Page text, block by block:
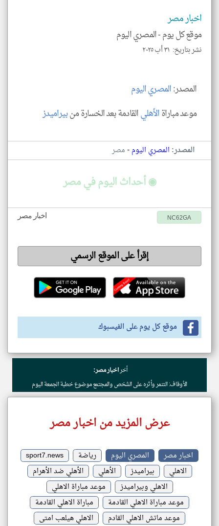
اخبار مصر
موقع كل يوم -المصري اليوم
نشر بتاريخ: ٣١ أب ٢٠٢٥
المصدر:المصرياليوم
موعد مباراةالأهليالقادمة بعد الخسارة منبيراميدز
المصدر: المصري اليوم-مصر
◉ أحداث اليوم في مصر
اخبار مصر NC62GA
إقرأ على الموقع الرسمي
موقع كل يوم على الفيسبوك
أخراخبار مصر:
الأوقاف: التنمر وأثره على الشخص والمجتمع موضوع خطبة الجمعة اليوم
عرض المزيد من اخبار مصر
اخبار مصر المصري اليوم رياضة
sport7.news
الاهلي
بيراميدز الأهلي
الأهلي ضد الأهرام
الاهلي وبيراميدز
موعد مباراة الاهلي
موعد مباراة الاهلي القادمة
مباراة الاهلي القادمة
موعد ماتش الاهلي القادم
الاهلي هيلعب امتى